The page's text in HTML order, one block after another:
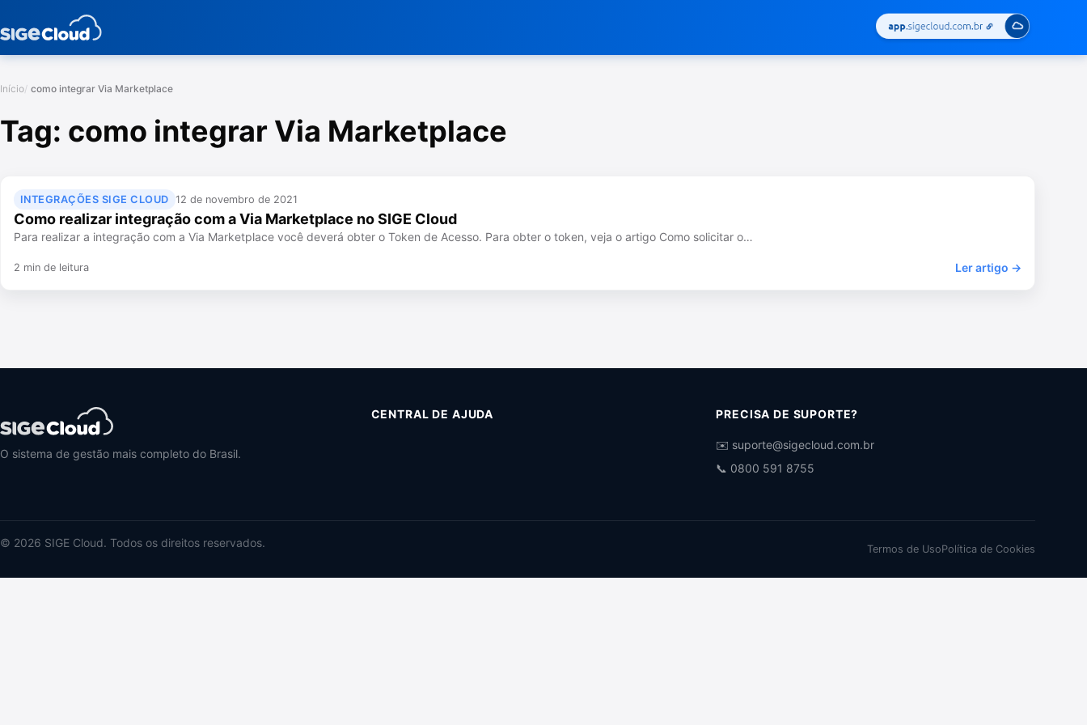
Início como integrar Via Marketplace
Tag: como integrar Via Marketplace
INTEGRAÇÕES SIGE CLOUD 12 de novembro de 2021
Como realizar integração com a Via Marketplace no SIGE Cloud
Para realizar a integração com a Via Marketplace você deverá obter o Token de Acesso. Para obter o token, veja o artigo Como solicitar o…
2 min de leitura Ler artigo →
O sistema de gestão mais completo do Brasil.
CENTRAL DE AJUDA PRECISA DE SUPORTE?
✉️ suporte@sigecloud.com.br
📞 0800 591 8755
© 2026 SIGE Cloud. Todos os direitos reservados. Termos de UsoPolítica de Cookies